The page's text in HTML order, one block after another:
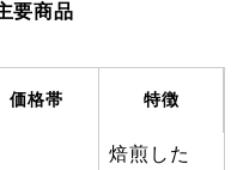
要商品
価格帯 特徴
焙煎した